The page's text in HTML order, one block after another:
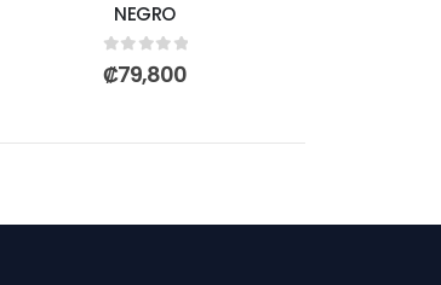
NEGRO
0out of 5
₡79,800